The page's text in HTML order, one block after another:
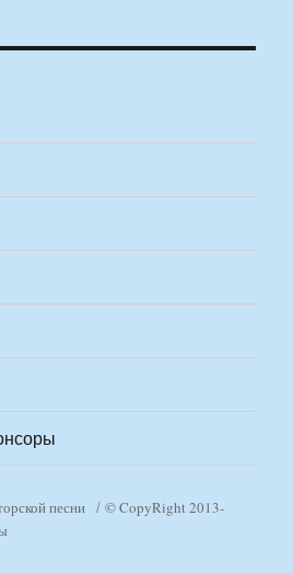
песни
© CopyRight 2013-